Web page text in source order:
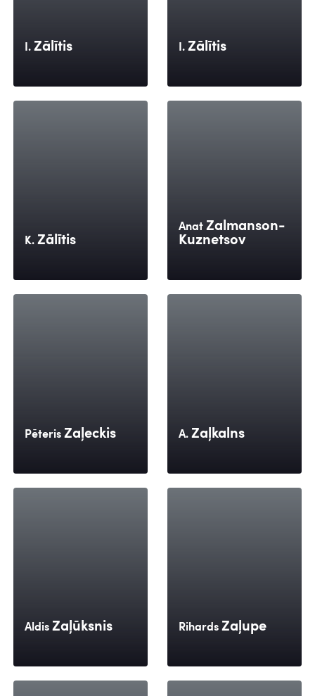
I. Zālītis I. Zālītis
K. Zālītis
Anat Zalmanson-
Kuznetsov
Pēteris Zaļeckis A. Zaļkalns
Aldis Zaļūksnis Rihards Zaļupe